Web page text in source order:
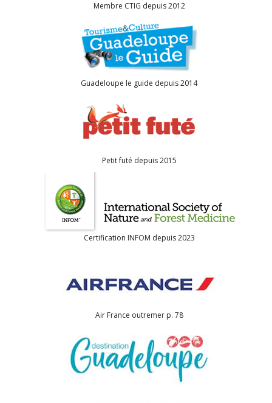
Membre CTIG depuis 2012
Guadeloupe le guide depuis 2014
Petit futé depuis 2015
Certification INFOM depuis 2023
Air France outremer p. 78